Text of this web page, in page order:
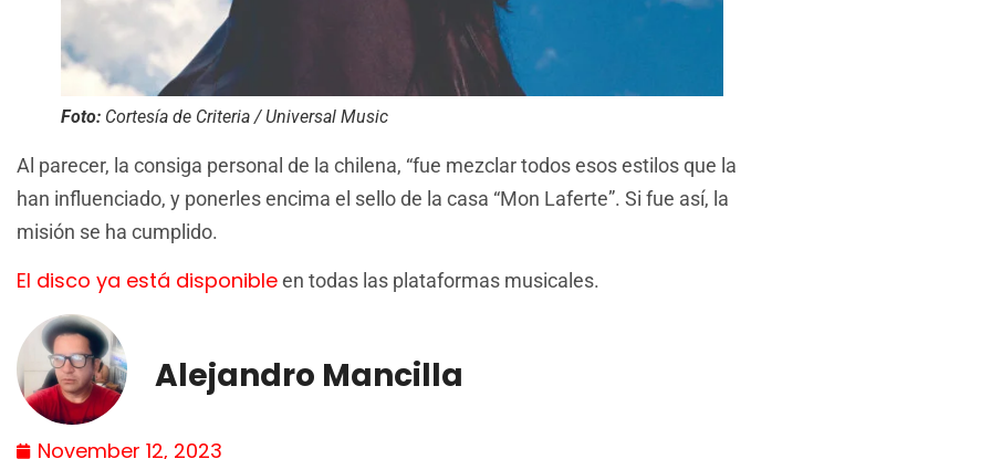
Foto: Cortesía de Criteria / Universal Music
Al parecer, la consiga personal de la chilena, “fue mezclar todos esos estilos que la
han influenciado, y ponerles encima el sello de la casa “Mon Laferte”. Si fue así, la
misión se ha cumplido.
El disco ya está disponibleen todas las plataformas musicales.
Alejandro Mancilla
November 12, 2023